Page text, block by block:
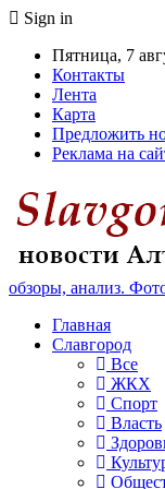
Sign in
Пятница, 7
Контакты
Лента
Карта
Предложить
Реклама на
обзоры, анализ.
Главная
Славгород
Все
ЖКХ
Спорт
Власть